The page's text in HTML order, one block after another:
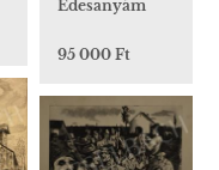
Édesanyám
95 000 Ft